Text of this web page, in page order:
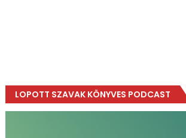
LOPOTT SZAVAK KÖNYVES PODCAST